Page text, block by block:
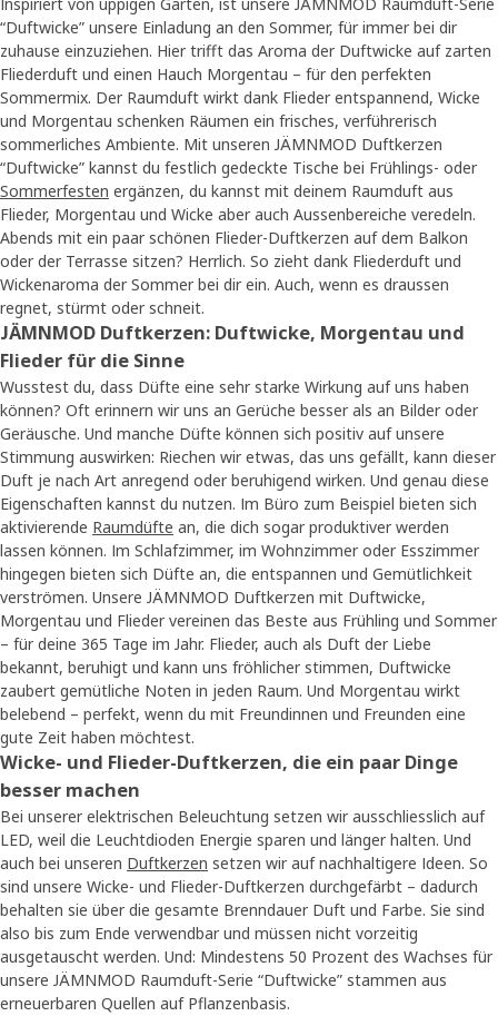
“Duftwicke” unsere Einladung an den Sommer, für immer bei dir
zuhause einzuziehen. Hier trifft das Aroma der Duftwicke auf zarten
Fliederduft und einen Hauch Morgentau – für den perfekten
Sommermix. Der Raumduft wirkt dank Flieder entspannend, Wicke
und Morgentau schenken Räumen ein frisches, verführerisch
sommerliches Ambiente. Mit unseren JÄMNMOD Duftkerzen
“Duftwicke” kannst du festlich gedeckte Tische bei Frühlings- oder
Sommerfesten ergänzen, du kannst mit deinem Raumduft aus
Flieder, Morgentau und Wicke aber auch Aussenbereiche veredeln.
Abends mit ein paar schönen Flieder-Duftkerzen auf dem Balkon
oder der Terrasse sitzen? Herrlich. So zieht dank Fliederduft und
Wickenaroma der Sommer bei dir ein. Auch, wenn es draussen
regnet, stürmt oder schneit.
JÄMNMOD Duftkerzen: Duftwicke, Morgentau und
Flieder für die Sinne
Wusstest du, dass Düfte eine sehr starke Wirkung auf uns haben
können? Oft erinnern wir uns an Gerüche besser als an Bilder oder
Geräusche. Und manche Düfte können sich positiv auf unsere
Stimmung auswirken: Riechen wir etwas, das uns gefällt, kann dieser
Duft je nach Art anregend oder beruhigend wirken. Und genau diese
Eigenschaften kannst du nutzen. Im Büro zum Beispiel bieten sich
aktivierende Raumdüfte an, die dich sogar produktiver werden
lassen können. Im Schlafzimmer, im Wohnzimmer oder Esszimmer
hingegen bieten sich Düfte an, die entspannen und Gemütlichkeit
verströmen. Unsere JÄMNMOD Duftkerzen mit Duftwicke,
Morgentau und Flieder vereinen das Beste aus Frühling und Sommer
– für deine 365 Tage im Jahr. Flieder, auch als Duft der Liebe
bekannt, beruhigt und kann uns fröhlicher stimmen, Duftwicke
zaubert gemütliche Noten in jeden Raum. Und Morgentau wirkt
belebend – perfekt, wenn du mit Freundinnen und Freunden eine
gute Zeit haben möchtest.
Wicke- und Flieder-Duftkerzen, die ein paar Dinge
besser machen
Bei unserer elektrischen Beleuchtung setzen wir ausschliesslich auf
LED, weil die Leuchtdioden Energie sparen und länger halten. Und
auch bei unseren Duftkerzen setzen wir auf nachhaltigere Ideen. So
sind unsere Wicke- und Flieder-Duftkerzen durchgefärbt – dadurch
behalten sie über die gesamte Brenndauer Duft und Farbe. Sie sind
also bis zum Ende verwendbar und müssen nicht vorzeitig
ausgetauscht werden. Und: Mindestens 50 Prozent des Wachses für
unsere JÄMNMOD Raumduft-Serie “Duftwicke” stammen aus
erneuerbaren Quellen auf Pflanzenbasis.